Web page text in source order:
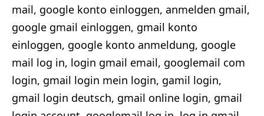
mail, google konto einloggen, anmelden gmail,
google gmail einloggen, gmail konto
einloggen, google konto anmeldung, google
mail log in, login gmail email, googlemail com
login, gmail login mein login, gamil login,
gmail login deutsch, gmail online login, gmail